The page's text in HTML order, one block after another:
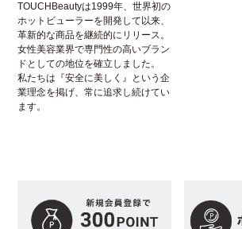
TOUCHBeautyは1999年、世界初の
ホットビューラーを開発して以来、
革新的な商品を継続的にリリース。
女性美容業界で専門性の高いブラン
ドとしての地位を確立しました。
私たちは『安全に美しく』という企
業理念を掲げ、常に追求し続けてい
ます。